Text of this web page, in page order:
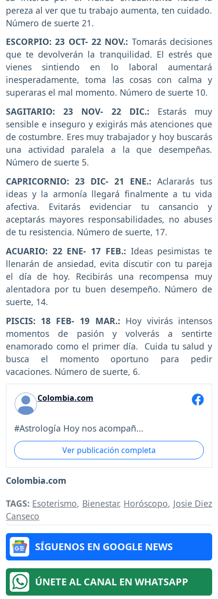
pereza al ver que tu trabajo aumenta, ten cuidado.
Número de suerte 21.
ESCORPIO: 23 OCT- 22 NOV.: Tomarás decisiones
que te devolverán la tranquilidad. El estrés que
vienes sintiendo en lo laboral aumentará
inesperadamente, toma las cosas con calma y
superaras el mal momento. Número de suerte 10.
SAGITARIO: 23 NOV- 22 DIC.: Estarás muy
sensible e inseguro y exigirás más atenciones que
de costumbre. Eres muy trabajador y hoy buscarás
una actividad paralela a la que desempeñas.
Número de suerte 5.
CAPRICORNIO: 23 DIC- 21 ENE.: Aclararás tus
ideas y la armonía llegará finalmente a tu vida
afectiva. Evitarás evidenciar tu cansancio y
aceptarás mayores responsabilidades, no abuses
de tu resistencia. Número de suerte, 17.
ACUARIO: 22 ENE- 17 FEB.: Ideas pesimistas te
llenarán de ansiedad, evita discutir con tu pareja
el día de hoy. Recibirás una recompensa muy
alentadora por tu buen desempeño. Número de
suerte, 14.
PISCIS: 18 FEB- 19 MAR.: Hoy vivirás intensos
momentos de pasión y volverás a sentirte
enamorado como el primer día. Cuida tu salud y
busca el momento oportuno para pedir
vacaciones. Número de suerte, 6.
Colombia.com
#Astrología Hoy nos acompañ...
Ver publicación completa
Colombia.com
TAGS: Esoterismo, Bienestar, Horóscopo, Josie Diez
Canseco
SÍGUENOS EN GOOGLE NEWS
ÚNETE AL CANAL EN WHATSAPP